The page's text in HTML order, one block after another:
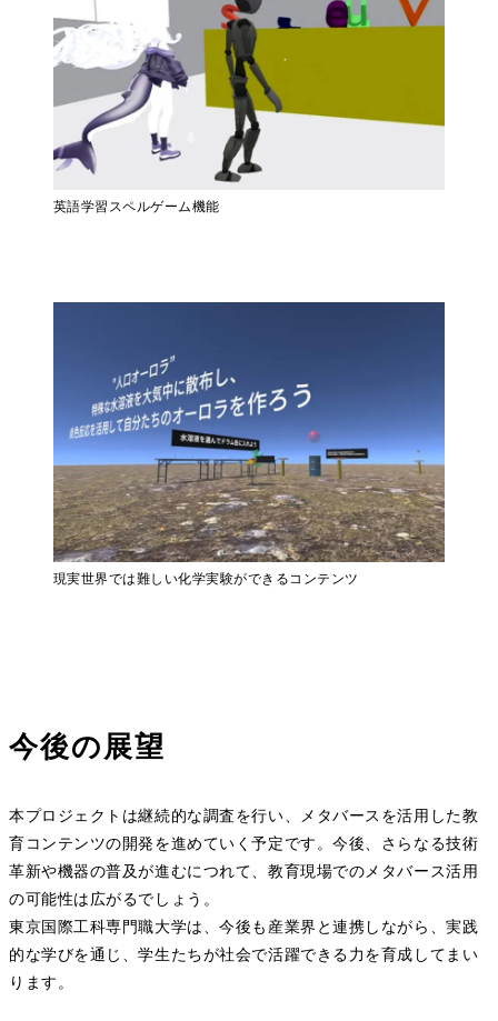
英語学習スペルゲーム機能
現実世界では難しい化学実験ができるコンテンツ
今後の展望
本プロジェクトは継続的な調査を行い、メタバースを活用した教
育コンテンツの開発を進めていく予定です。今後、さらなる技術
革新や機器の普及が進むにつれて、教育現場でのメタバース活用
の可能性は広がるでしょう。
東京国際工科専門職大学は、今後も産業界と連携しながら、実践
的な学びを通じ、学生たちが社会で活躍できる力を育成してまい
ります。